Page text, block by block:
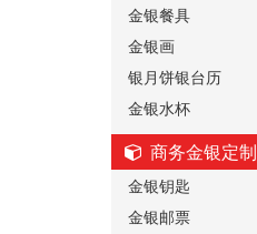
金银餐具
金银画
银月饼银台历
金银水杯
商务金银定制
金银钥匙
金银邮票